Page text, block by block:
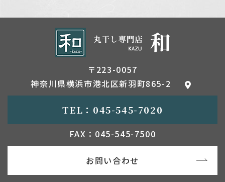
〒223-0057
神奈川県横浜市港北区新羽町865-2
TEL：045-545-7020
FAX：045-545-7500
お問い合わせ